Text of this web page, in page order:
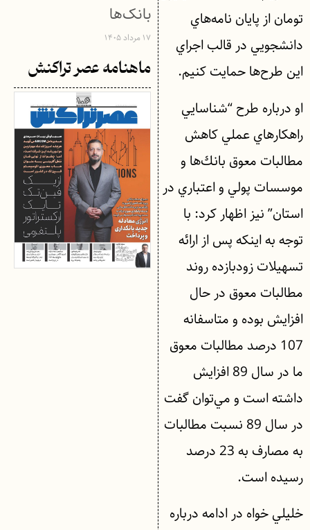
تومان از پايان نامه‌هاي
دانشجويي در قالب اجراي
اين طرح‌ها حمايت كنيم.
او درباره طرح “شناسايي
راهكارهاي عملي كاهش
مطالبات معوق بانك‌ها و
موسسات پولي و اعتباري در
استان” نيز اظهار كرد: با
توجه به اينكه پس از ارائه
تسهيلات زودبازده روند
مطالبات معوق در حال
افزايش بوده و متاسفانه
107 درصد مطالبات معوق
ما در سال 89 افزايش
داشته است و مي‌توان گفت
در سال 89 نسبت مطالبات
به مصارف به 23 درصد
رسيده است.
خليلي خواه در ادامه درباره
بانک‌ها
۱۷ مرداد ۱۴۰۵
ماهنامه عصر تراکنش